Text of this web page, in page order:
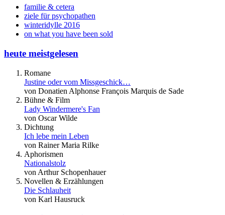
familie & cetera
ziele für psychopathen
winteridylle 2016
on what you have been sold
heute meistgelesen
Romane
Justine oder vom Missgeschick…
von Donatien Alphonse François Marquis de Sade
Bühne & Film
Lady Windermere's Fan
von Oscar Wilde
Dichtung
Ich lebe mein Leben
von Rainer Maria Rilke
Aphorismen
Nationalstolz
von Arthur Schopenhauer
Novellen & Erzählungen
Die Schlauheit
von Karl Hausruck